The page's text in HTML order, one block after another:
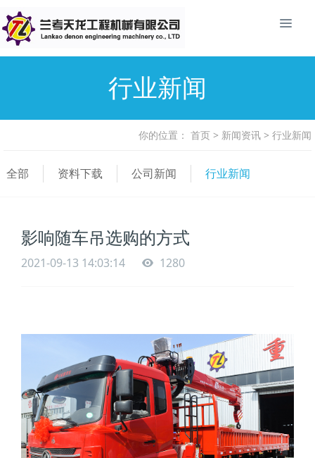
行业新闻
你的位置： 首页 > 新闻资讯 > 行业新闻
全部 资料下载 公司新闻 行业新闻
影响随车吊选购的方式
2021-09-13 14:03:14 1280